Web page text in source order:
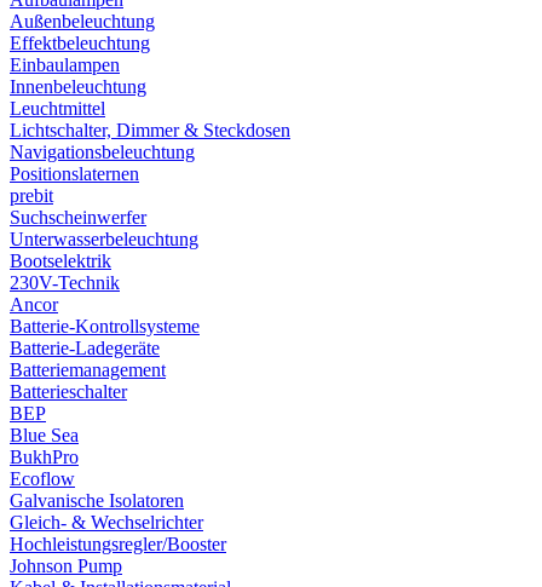
Außenbeleuchtung
Effektbeleuchtung
Einbaulampen
Innenbeleuchtung
Leuchtmittel
Lichtschalter, Dimmer & Steckdosen
Navigationsbeleuchtung
Positionslaternen
prebit
Suchscheinwerfer
Unterwasserbeleuchtung
Bootselektrik
230V-Technik
Ancor
Batterie-Kontrollsysteme
Batterie-Ladegeräte
Batteriemanagement
Batterieschalter
BEP
Blue Sea
BukhPro
Ecoflow
Galvanische Isolatoren
Gleich- & Wechselrichter
Hochleistungsregler/Booster
Johnson Pump